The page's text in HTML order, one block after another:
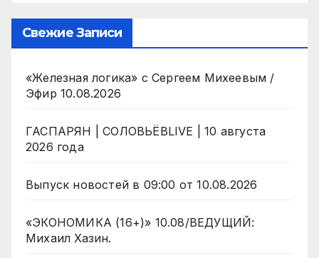
Свежие Записи
«Железная логика» с Сергеем Михеевым /
Эфир 10.08.2026
ГАСПАРЯН | СОЛОВЬЁВLIVE | 10 августа
2026 года
Выпуск новостей в 09:00 от 10.08.2026
«ЭКОНОМИКА (16+)» 10.08/ВЕДУЩИЙ:
Михаил Хазин.